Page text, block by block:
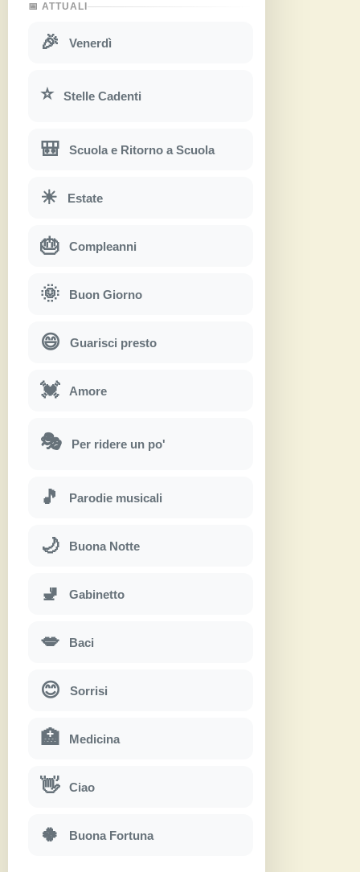
📅 ATTUALI
🎉 Venerdì
⭐ Stelle Cadenti
🎒 Scuola e Ritorno a Scuola
☀ Estate
🎂 Compleanni
🌞 Buon Giorno
😄 Guarisci presto
💓 Amore
🎭 Per ridere un po'
🎵 Parodie musicali
🌙 Buona Notte
🚽 Gabinetto
💋 Baci
😊 Sorrisi
🏥 Medicina
👋 Ciao
🍀 Buona Fortuna